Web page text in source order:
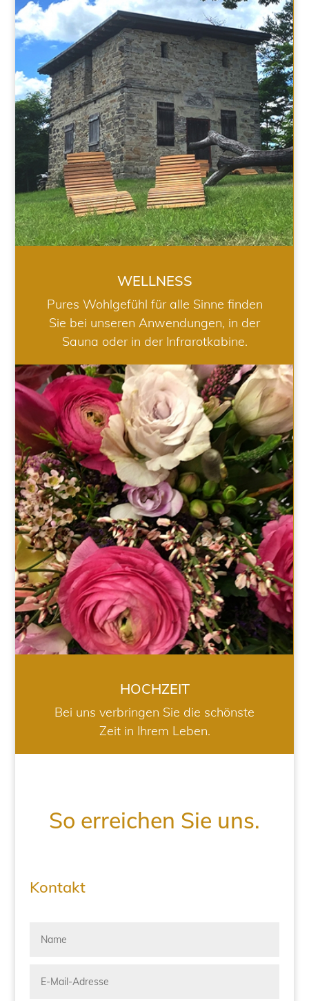
WELLNESS
WELLNESS
Pures Wohlgefühl für alle Sinne finden
Sie bei unseren Anwendungen, in der
Sauna oder in der Infrarotkabine.
HOCHZEIT
HOCHZEIT
Bei uns verbringen Sie die schönste
Zeit in Ihrem Leben.
So erreichen Sie uns.
Kontakt